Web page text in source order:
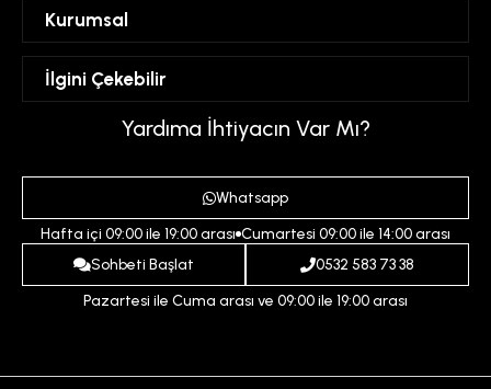
Hesabım
Favorilerim
Kurumsal
Mesafeli Satış Sözleşmesi
Üyelik Sözleşmesi
Ödeme ve Teslimat Koşulları
İptal ve İade Koşulları
İlgini Çekebilir
İndirim
Yardıma İhtiyacın Var Mı?
Whatsapp
Hafta içi 09:00 ile 19:00 arası Cumartesi 09:00 ile 14:00 arası
Sohbeti Başlat
0532 583 73 38
Pazartesi ile Cuma arası ve 09:00 ile 19:00 arası